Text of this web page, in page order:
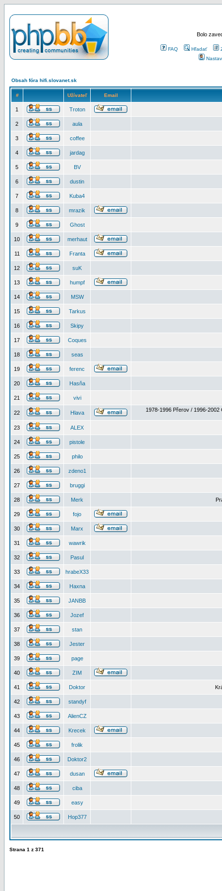
Bolo
FAQ Hľadať
Obsah fóra hifi.slovanet.sk
# Užívateľ Email
1 Troton
2 aula
3 coffee
4 jardag
5 BV
6 dustin
7 Kuba4
8 mrazik
9 Ghost
10 merhaut
11 Franta
12 suK
13 humpf
14 MSW
15 Tarkus
16 Skipy
17 Coques
18 seas
19 ferenc
20 Hasňa
21 vivi
22 Hlava 1978-1996 Přerov / 1996-2002
23 ALEX
24 pistole
25 philo
26 zdeno1
27 bruggi
28 Merk
29 fojo
30 Marx
31 wawrik
32 Pasul
33 hrabeX33
34 Haxna
35 JANBB
36 Jozef
37 stan
38 Jester
39 page
40 ZIM
41 Doktor
42 standyf
43 AlienCZ
44 Krecek
45 frolik
46 Doktor2
47 dusan
48 ciba
49 easy
50 Hop377
Strana 1 z 371